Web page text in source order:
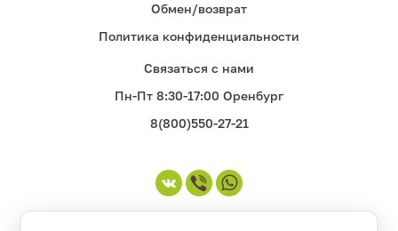
Обмен/возврат
Политика конфиденциальности
Связаться с нами
Пн-Пт 8:30-17:00 Оренбург
8(800)550-27-21